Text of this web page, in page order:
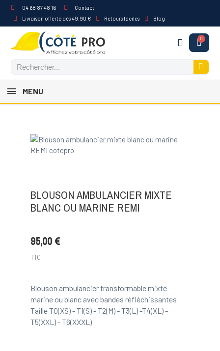
04 68 87 48 16
Contact
Livraison offerte dès 49.90 €
Retours faciles Blog
MENU
BLOUSON AMBULANCIER MIXTE
BLANC OU MARINE REMI
95,00 €
TTC
Blouson ambulancier transformable mixte
marine ou blanc avec bandes réfléchissantes
Taille T0(XS) - T1(S) - T2(M) - T3(L) -T4(XL) -
T5(XXL) - T6(XXXL)